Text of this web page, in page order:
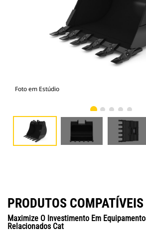
Foto em Estúdio
PRODUTOS COMPATÍVEIS
Maximize O Investimento Em
Relacionados Cat